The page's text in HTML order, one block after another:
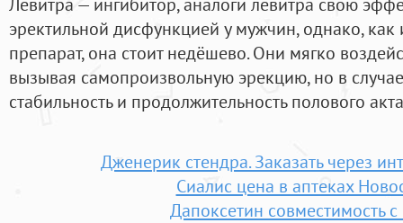
эректильной дисфункцией у мужчин, однако,
препарат, она стоит недёшево. Они мягко
вызывая самопроизвольную эрекцию, но в
стабильность и продолжительность полового
Дженерик стендра. Заказать через
Сиалис цена в аптеках
Дапоксетин совместимость